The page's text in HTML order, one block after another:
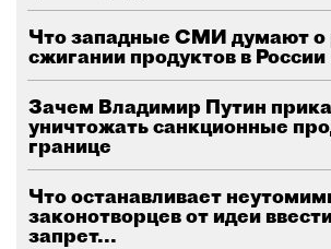
Что западные СМИ думают о
сжигании продуктов в России
Зачем Владимир Путин
уничтожать санкционные
границе
Что останавливает
законотворцев от идеи
запрет...